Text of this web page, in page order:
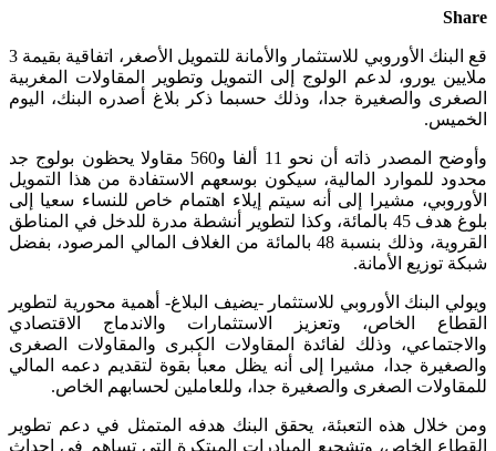
Share
قع البنك الأوروبي للاستثمار والأمانة للتمويل الأصغر، اتفاقية بقيمة 3
ملايين يورو، لدعم الولوج إلى التمويل وتطوير المقاولات المغربية
الصغرى والصغيرة جدا، وذلك حسبما ذكر بلاغ أصدره البنك، اليوم
الخميس.
وأوضح المصدر ذاته أن نحو 11 ألفا و560 مقاولا يحظون بولوج جد
محدود للموارد المالية، سيكون بوسعهم الاستفادة من هذا التمويل
الأوروبي، مشيرا إلى أنه سيتم إيلاء اهتمام خاص للنساء سعيا إلى
بلوغ هدف 45 بالمائة، وكذا لتطوير أنشطة مدرة للدخل في المناطق
القروية، وذلك بنسبة 48 بالمائة من الغلاف المالي المرصود، بفضل
شبكة توزيع الأمانة.
ويولي البنك الأوروبي للاستثمار -يضيف البلاغ- أهمية محورية لتطوير
القطاع الخاص، وتعزيز الاستثمارات والاندماج الاقتصادي
والاجتماعي، وذلك لفائدة المقاولات الكبرى والمقاولات الصغرى
والصغيرة جدا، مشيرا إلى أنه يظل معبأ بقوة لتقديم دعمه المالي
للمقاولات الصغرى والصغيرة جدا، وللعاملين لحسابهم الخاص.
ومن خلال هذه التعبئة، يحقق البنك هدفه المتمثل في دعم تطوير
القطاع الخاص، وتشجيع المبادرات المبتكرة التي تساهم في إحداث